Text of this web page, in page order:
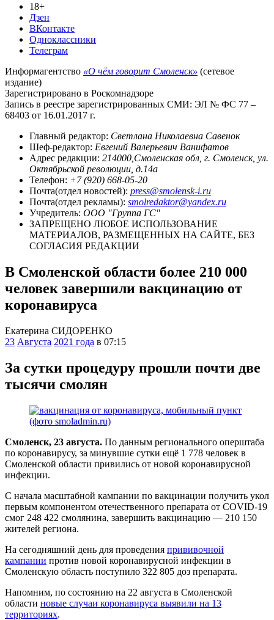
18+
Дзен
ВКонтакте
Одноклассники
Телеграм
Информагентство «О чём говорит Смоленск» (сетевое
издание)
Зарегистрировано в Роскомнадзоре
Запись в реестре зарегистрированных СМИ: ЭЛ № ФС 77 –
68403 от 16.01.2017 г.
Главный редактор: Светлана Николаевна Савенок
Шеф-редактор: Евгений Валерьевич Ванифатов
Адрес редакции: 214000,Смоленская обл, г. Смоленск, ул.
Октябрьской революции, д.14а
Телефон: +7 (920) 668-05-20
Почта(отдел новостей): press@smolensk-i.ru
Почта(отдел рекламы): smolredaktor@yandex.ru
Учредитель: ООО "Группа ГС"
ЗАПРЕЩЕНО ЛЮБОЕ ИСПОЛЬЗОВАНИЕ
МАТЕРИАЛОВ, РАЗМЕЩЕННЫХ НА САЙТЕ, БЕЗ
СОГЛАСИЯ РЕДАКЦИИ
В Смоленской области более 210 000
человек завершили вакцинацию от
коронавируса
Екатерина СИДОРЕНКО
23 Августа 2021 года в 07:15
За сутки процедуру прошли почти две
тысячи смолян
Смоленск, 23 августа. По данным регионального оперштаба
по коронавирусу, за минувшие сутки ещё 1 778 человек в
Смоленской области привились от новой коронавирусной
инфекции.
С начала масштабной кампании по вакцинации получить укол
первым компонентом отечественного препарата от COVID-19
смог 248 422 смолянина, завершить вакцинацию — 210 150
жителей региона.
На сегодняшний день для проведения прививочной
кампании против новой коронавирусной инфекции в
Смоленскую область поступило 322 805 доз препарата.
Напомним, по состоянию на 22 августа в Смоленской
области новые случаи коронавируса выявили на 13
территориях.